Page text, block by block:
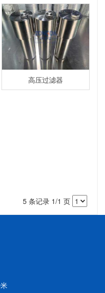
高压过滤器
5 条记录 1/1 页